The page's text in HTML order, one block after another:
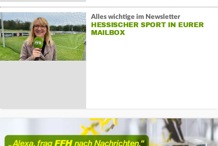
Alles wichtige im Newsletter
HESSISCHER SPORT IN EURER
MAILBOX